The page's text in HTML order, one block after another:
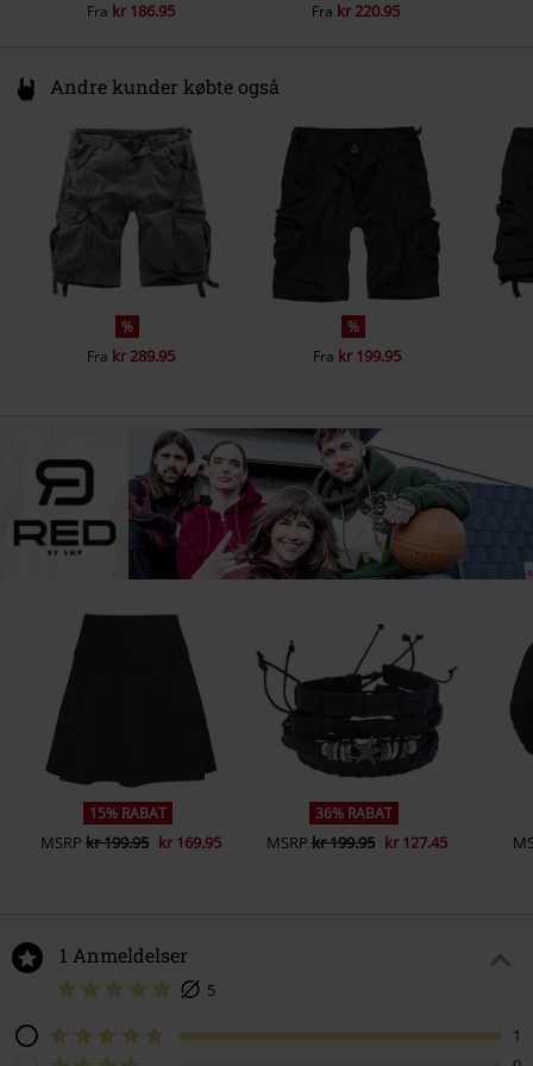
Fra kr 186.95 Fra kr 220.95
Andre kunder købte også
%
Fra kr 289.95
%
Fra kr 199.95
15% RABAT
MSRP kr 199.95 kr 169.95
36% RABAT
MSRP kr 199.95 kr 127.45
1 Anmeldelser
5
1